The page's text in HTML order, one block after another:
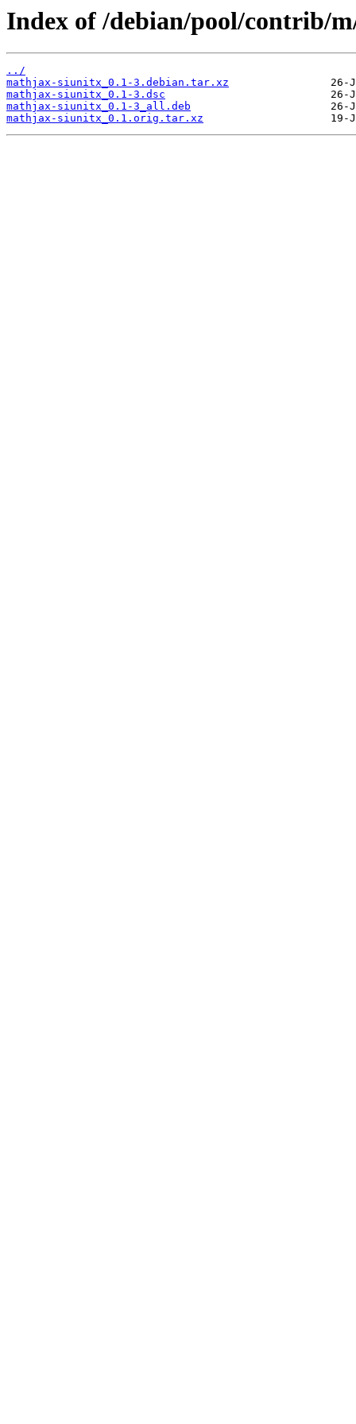
Index of /debian/pool/contrib/
../
mathjax-siunitx_0.1-3.debian.tar.xz
mathjax-siunitx_0.1-3.dsc
mathjax-siunitx_0.1-3_all.deb
mathjax-siunitx_0.1.orig.tar.xz